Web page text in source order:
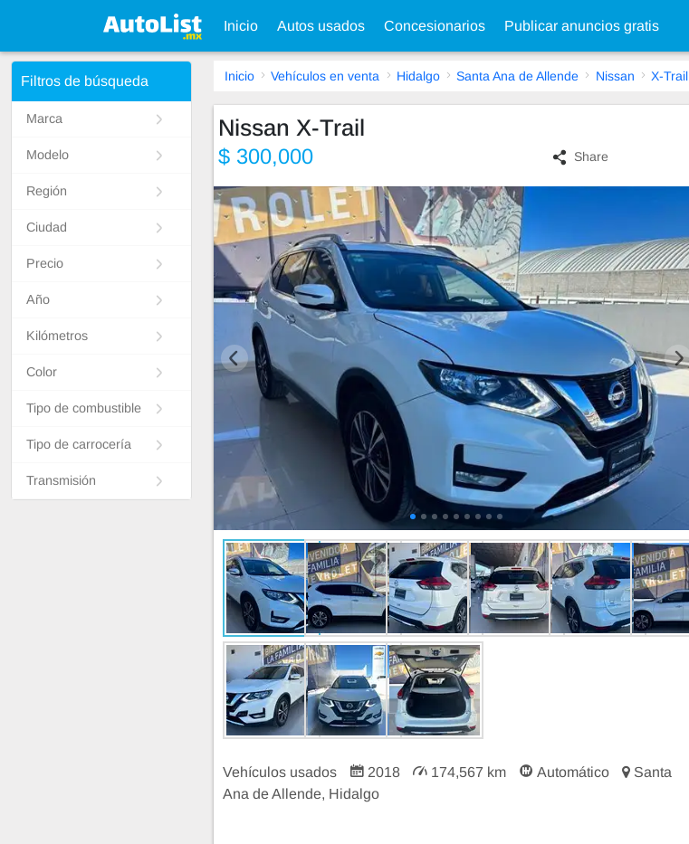
Inicio Autos usados Concesionarios Publicar anuncios gratis
Filtros de búsqueda
Marca
Modelo
Región
Ciudad
Precio
Año
Kilómetros
Color
Tipo de combustible
Tipo de carrocería
Transmisión
Inicio Vehículos en venta Hidalgo Santa Ana de Allende Nissan X-Trail
Nissan X-Trail
$ 300,000 Share
Vehículos usados 2018 174,567 km Automático
Santa
Ana de Allende, Hidalgo